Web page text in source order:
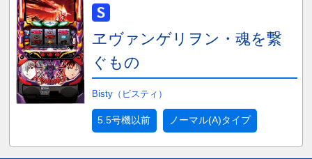
ヱヴァンゲリヲン・魂を繋
ぐもの
Bisty（ビスティ）
5.5号機以前 ノーマル(A)タイプ